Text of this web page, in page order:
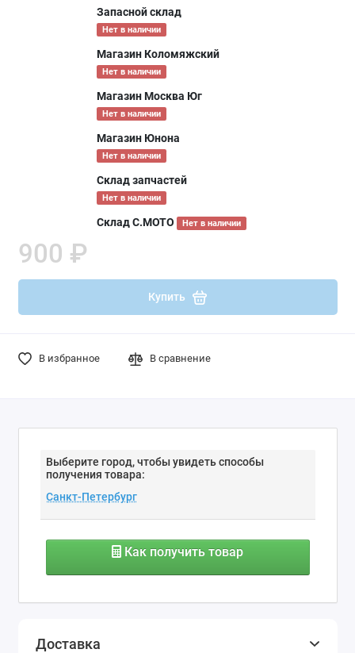
Запасной склад
Нет в наличии
Магазин Коломяжский
Нет в наличии
Магазин Москва Юг
Нет в наличии
Магазин Юнона
Нет в наличии
Склад запчастей
Нет в наличии
Склад С.МОТО Нет в наличии
900 ₽
Купить
В избранное В сравнение
Выберите город, чтобы увидеть способы
получения товара:
Как получить товар
Доставка